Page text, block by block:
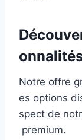
Notre offre
es options
spect de
premium.